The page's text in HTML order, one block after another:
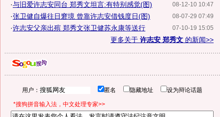
08-12-10 10:47
·与旧爱许志安同台 郑秀文坦言:有特别感觉(图)
08-07-29 07:49
·张卫健自爆往日窘境 曾靠许志安借钱度日(图)
07-10-19 15:05
·许志安父亲出殡 郑秀文张卫健苏永康等送行
更多关于 许志安 郑秀文 的新闻>>
用户： 匿名 隐藏地址 设为辩论话题
*搜狗拼音输入法，中文处理专家>>